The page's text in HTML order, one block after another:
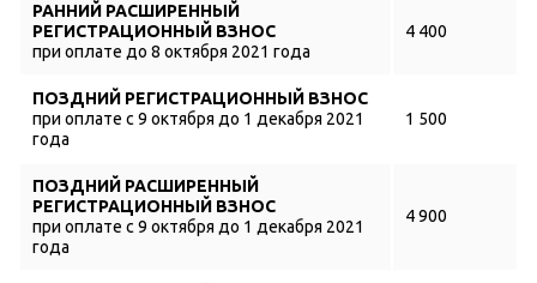
РАННИЙ РАСШИРЕННЫЙ
РЕГИСТРАЦИОННЫЙ ВЗНОС
при оплате до 8 октября 2021 года
4 400
ПОЗДНИЙ РЕГИСТРАЦИОННЫЙ ВЗНОС
при оплате с 9 октября до 1 декабря 2021
года
1 500
ПОЗДНИЙ РАСШИРЕННЫЙ
РЕГИСТРАЦИОННЫЙ ВЗНОС
при оплате с 9 октября до 1 декабря 2021
года
4 900